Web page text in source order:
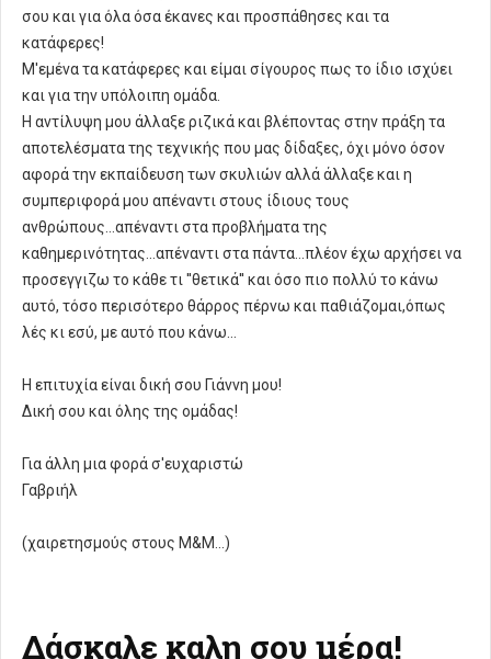
σου και για όλα όσα έκανες και προσπάθησες και τα
κατάφερες!
Μ'εμένα τα κατάφερες και είμαι σίγουρος πως το ίδιο ισχύει
και για την υπόλοιπη ομάδα.
Η αντίλυψη μου άλλαξε ριζικά και βλέποντας στην πράξη τα
αποτελέσματα της τεχνικής που μας δίδαξες, όχι μόνο όσον
αφορά την εκπαίδευση των σκυλιών αλλά άλλαξε και η
συμπεριφορά μου απέναντι στους ίδιους τους
ανθρώπους...απέναντι στα προβλήματα της
καθημερινότητας...απέναντι στα πάντα...πλέον έχω αρχήσει να
προσεγγιζω το κάθε τι ''θετικά'' και όσο πιο πολλύ το κάνω
αυτό, τόσο περισότερο θάρρος πέρνω και παθιάζομαι,όπως
λές κι εσύ, με αυτό που κάνω...
Η επιτυχία είναι δική σου Γιάννη μου!
Δική σου και όλης της ομάδας!
Για άλλη μια φορά σ'ευχαριστώ
Γαβριήλ
(χαιρετησμούς στους Μ&Μ...)
Δάσκαλε καλη σου μέρα!